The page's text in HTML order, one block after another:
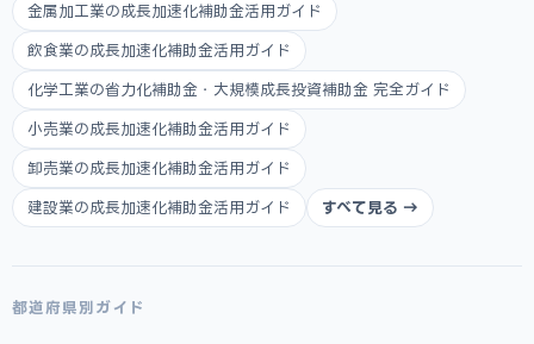
金属加工業の成長加速化補助金活用ガイド
飲食業の成長加速化補助金活用ガイド
化学工業の省力化補助金・大規模成長投資補助金 完全ガイド
小売業の成長加速化補助金活用ガイド
卸売業の成長加速化補助金活用ガイド
建設業の成長加速化補助金活用ガイド すべて見る →
都道府県別ガイド